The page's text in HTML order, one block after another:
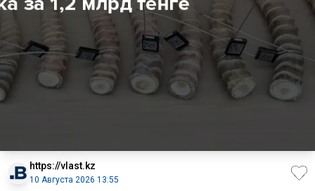
https://vlast.kz
10 Августа 2026 13:55